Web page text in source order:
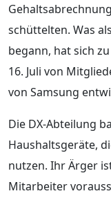
schüttelten. Was
begann, hat sich
16. Juli von
von Samsung
Die DX-Abteilung
Haushaltsgeräte,
nutzen. Ihr Ärger
Mitarbeiter